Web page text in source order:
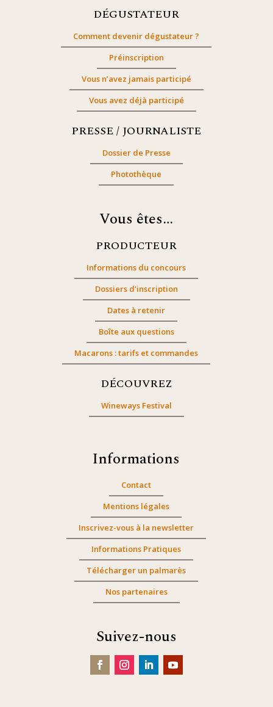
DÉGUSTATEUR
Comment devenir dégustateur ?
Préinscription
Vous n’avez jamais participé
Vous avez déjà participé
PRESSE / JOURNALISTE
Dossier de Presse
Photothèque
Vous êtes…
PRODUCTEUR
Informations du concours
Dossiers d’inscription
Dates à retenir
Boîte aux questions
Macarons : tarifs et commandes
DÉCOUVREZ
Wineways Festival
Informations
Contact
Mentions légales
Inscrivez-vous à la newsletter
Informations Pratiques
Télécharger un palmarès
Nos partenaires
Suivez-nous